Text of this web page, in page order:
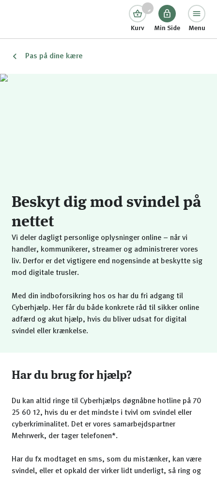
Kurv Min Side Menu
Pas på dine kære
Beskyt dig mod svindel på
nettet
Vi deler dagligt personlige oplysninger online – når vi
handler, kommunikerer, streamer og administrerer vores
liv. Derfor er det vigtigere end nogensinde at beskytte sig
mod digitale trusler.
Med din indboforsikring hos os har du fri adgang til
Cyberhjælp. Her får du både konkrete råd til sikker online
adfærd og akut hjælp, hvis du bliver udsat for digital
svindel eller krænkelse.
Har du brug for hjælp?
Du kan altid ringe til Cyberhjælps døgnåbne hotline på 70
25 60 12, hvis du er det mindste i tvivl om svindel eller
cyberkriminalitet. Det er vores samarbejdspartner
Mehrwerk, der tager telefonen*.
Har du fx modtaget en sms, som du mistænker, kan være
svindel, eller et opkald der virker lidt underligt, så ring og